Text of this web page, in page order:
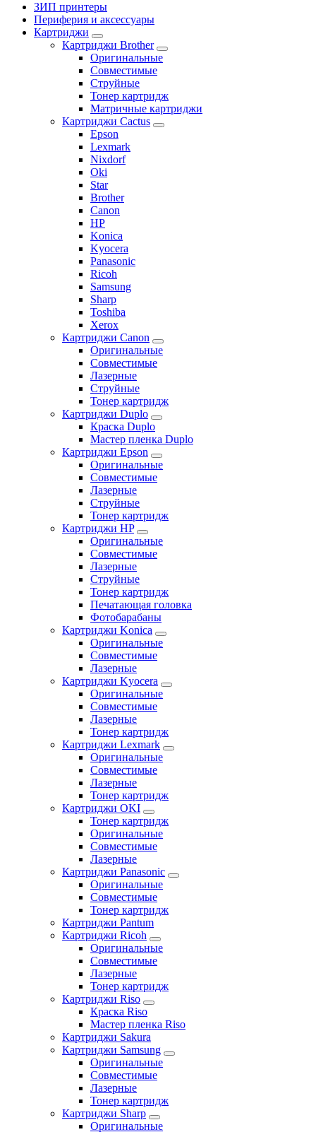
ЗИП принтеры
Периферия и аксессуары
Картриджи
Картриджи Brother
Оригинальные
Совместимые
Струйные
Тонер картридж
Матричные картриджи
Картриджи Cactus
Epson
Lexmark
Nixdorf
Oki
Star
Brother
Canon
HP
Konica
Kyocera
Panasonic
Ricoh
Samsung
Sharp
Toshiba
Xerox
Картриджи Canon
Оригинальные
Совместимые
Лазерные
Струйные
Тонер картридж
Картриджи Duplo
Краска Duplo
Мастер пленка Duplo
Картриджи Epson
Оригинальные
Совместимые
Лазерные
Струйные
Тонер картридж
Картриджи HP
Оригинальные
Совместимые
Лазерные
Струйные
Тонер картридж
Печатающая головка
Фотобарабаны
Картриджи Konica
Оригинальные
Совместимые
Лазерные
Картриджи Kyocera
Оригинальные
Совместимые
Лазерные
Тонер картридж
Картриджи Lexmark
Оригинальные
Совместимые
Лазерные
Тонер картридж
Картриджи OKI
Тонер картридж
Оригинальные
Совместимые
Лазерные
Картриджи Panasonic
Оригинальные
Совместимые
Тонер картридж
Картриджи Pantum
Картриджи Ricoh
Оригинальные
Совместимые
Лазерные
Тонер картридж
Картриджи Riso
Краска Riso
Мастер пленка Riso
Картриджи Sakura
Картриджи Samsung
Оригинальные
Совместимые
Лазерные
Тонер картридж
Картриджи Sharp
Оригинальные